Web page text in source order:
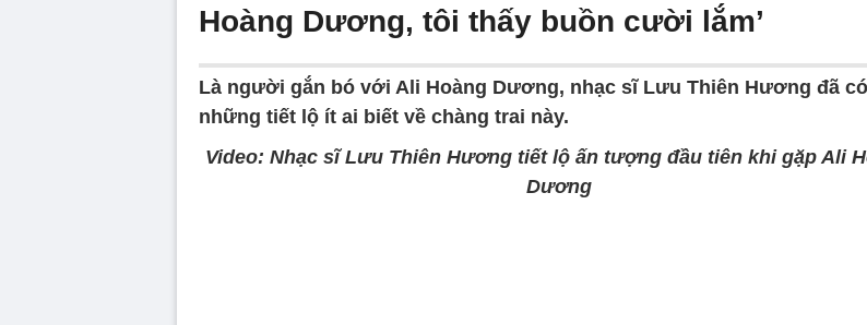
Hoàng Dương, tôi thấy buồn cười lắm’
Là người gắn bó với Ali Hoàng Dương, nhạc sĩ Lưu Thiên Hương đã có
những tiết lộ ít ai biết về chàng trai này.
Video: Nhạc sĩ Lưu Thiên Hương tiết lộ ấn tượng đầu tiên khi gặp Ali
Dương